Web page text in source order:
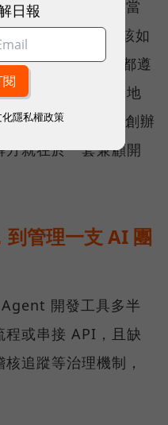
並不難，但當
百隻 Agent 時，該如
確保每位 AI 員工都遵
，成了普遍的落地
雲發互動科技創辦
方就在於一套兼顧開
管理一支 AI 團
開發工具多半
程或串接 API，且缺
追蹤等治理機制，
日報
隱私權政策